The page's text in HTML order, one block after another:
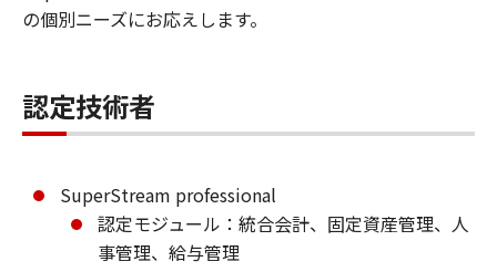
の個別ニーズにお応えします。
認定技術者
SuperStream professional
認定モジュール：統合会計、固定資産管理、人
事管理、給与管理